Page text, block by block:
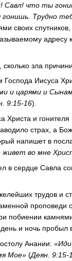
Савл! что ты
гонишь. Трудно
своих
адресу
зла
Господа Иисуса
и царями и
9:15-16).
Христа и
страх, а
напишет в
живет во мне
сердце Савла
трудов и
проповеди
побиении
и ночь пробыл
Анании:
Мое»(Деян. 9:15-